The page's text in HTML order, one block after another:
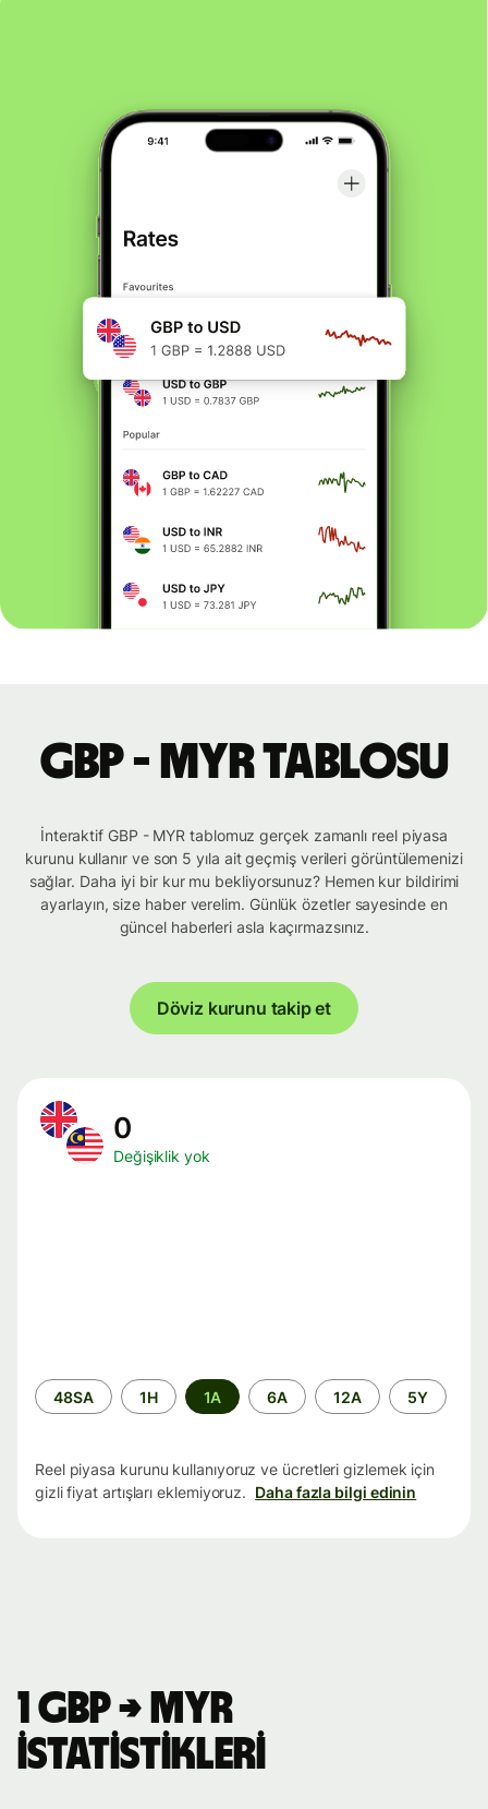
GBP - MYR tablosu
İnteraktif GBP - MYR tablomuz gerçek zamanlı reel piyasa
kurunu kullanır ve son 5 yıla ait geçmiş verileri görüntülemenizi
sağlar. Daha iyi bir kur mu bekliyorsunuz? Hemen kur bildirimi
ayarlayın, size haber verelim. Günlük özetler sayesinde en
güncel haberleri asla kaçırmazsınız.
Döviz kurunu takip et
0
Değişiklik yok
Zaman
aralığı
48SA 1H 1A 6A 12A 5Y
Reel piyasa kurunu kullanıyoruz ve ücretleri gizlemek için
gizli fiyat artışları eklemiyoruz. Daha fazla bilgi edinin
1 GBP → MYR
istatistikleri